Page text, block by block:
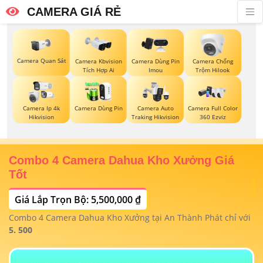
CAMERA GIÁ RẺ
Camera Quan Sát
Camera Kbvision
Tích Hợp Ai
Camera Dùng Pin
Imou
Camera Chống
Trộm Hilook
Camera Ip 4k
Hikvision
Camera Dùng Pin
Camera Auto
Traking Hikvision
Camera Full Color
360 Ezviz
Combo 4 Camera Dahua Kho Xưởng Giá
Tốt
Giá Lắp Trọn Bộ: 5,500,000 ₫
Combo 4 Camera Dahua Kho Xưởng tại An Thành Phát chỉ với
5. 500